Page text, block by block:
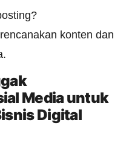
konten dan
Media untuk
Digital